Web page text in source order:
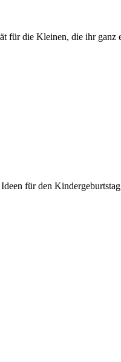
für die Kleinen, die ihr ganz
für den